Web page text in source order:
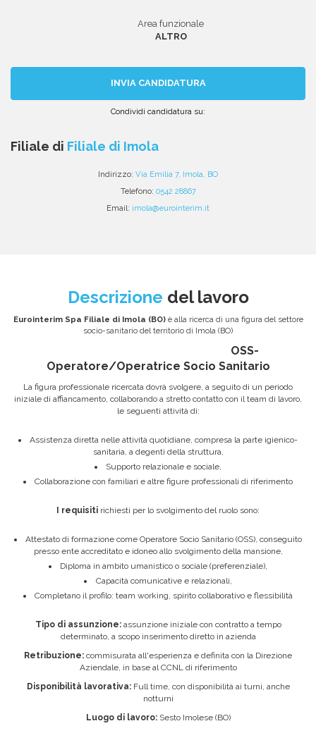
Area funzionale
ALTRO
INVIA CANDIDATURA
Condividi candidatura su:
email
Facebook
Twitter
Linkedin
WhatsApp
Filiale di Filiale di Imola
Indirizzo: Via Emilia 7, Imola, BO
Telefono: 0542 28867
Email: imola@eurointerim.it
Descrizione del lavoro
Eurointerim Spa Filiale di Imola (BO) è alla ricerca di una figura del settore
socio-sanitario del territorio di Imola (BO)
OSS-
Operatore/Operatrice Socio Sanitario
La figura professionale ricercata dovrà svolgere, a seguito di un periodo
iniziale di affiancamento, collaborando a stretto contatto con il team di lavoro,
le seguenti attività di:
Assistenza diretta nelle attività quotidiane, compresa la parte igienico-
sanitaria, a degenti della struttura,
Supporto relazionale e sociale,
Collaborazione con familiari e altre figure professionali di riferimento
I requisiti richiesti per lo svolgimento del ruolo sono:
Attestato di formazione come Operatore Socio Sanitario (OSS), conseguito
presso ente accreditato e idoneo allo svolgimento della mansione,
Diploma in ambito umanistico o sociale (preferenziale),
Capacità comunicative e relazionali,
Completano il profilo: team working, spirito collaborativo e flessibilità
Tipo di assunzione: assunzione iniziale con contratto a tempo
determinato, a scopo inserimento diretto in azienda
Retribuzione: commisurata all'esperienza e definita con la Direzione
Aziendale, in base al CCNL di riferimento
Disponibilità lavorativa: Full time, con disponibilità ai turni, anche
notturni
Luogo di lavoro: Sesto Imolese (BO)